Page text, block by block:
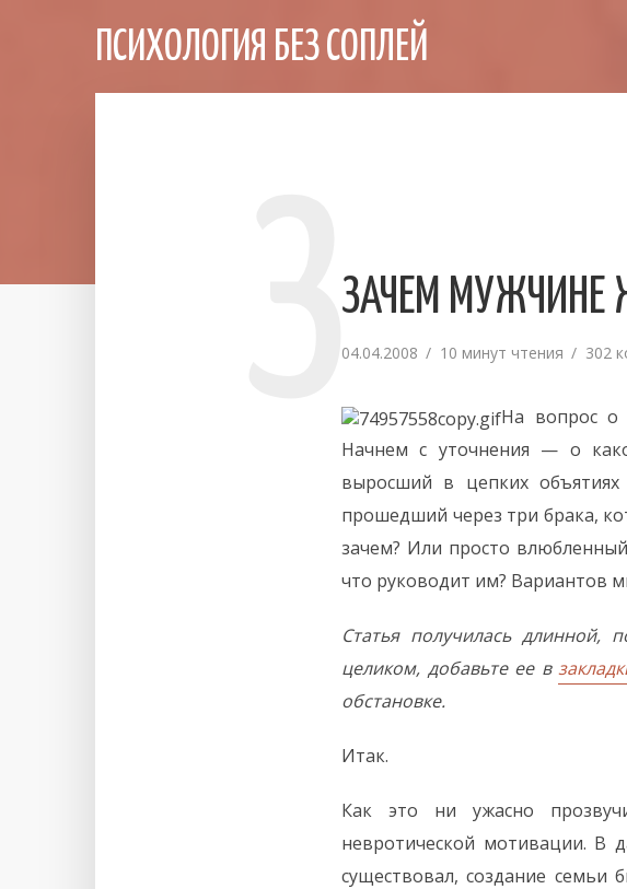
ПСИХОЛОГИЯ БЕЗ СОПЛЕЙ
ЗАЧЕМ МУЖЧИНЕ
04.04.2008 10 минут чтения 302
З
На вопрос о
Начнем с уточнения — о
выросший в цепких
прошедший через три брака,
зачем? Или просто
что руководит им? Вариантов
Статья получилась длинной,
целиком, добавьте ее в
обстановке.
Итак.
Как это ни ужасно
невротической мотивации. В
существовал, создание семьи